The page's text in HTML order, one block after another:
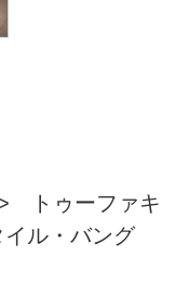
トゥーファキ
ル・バング